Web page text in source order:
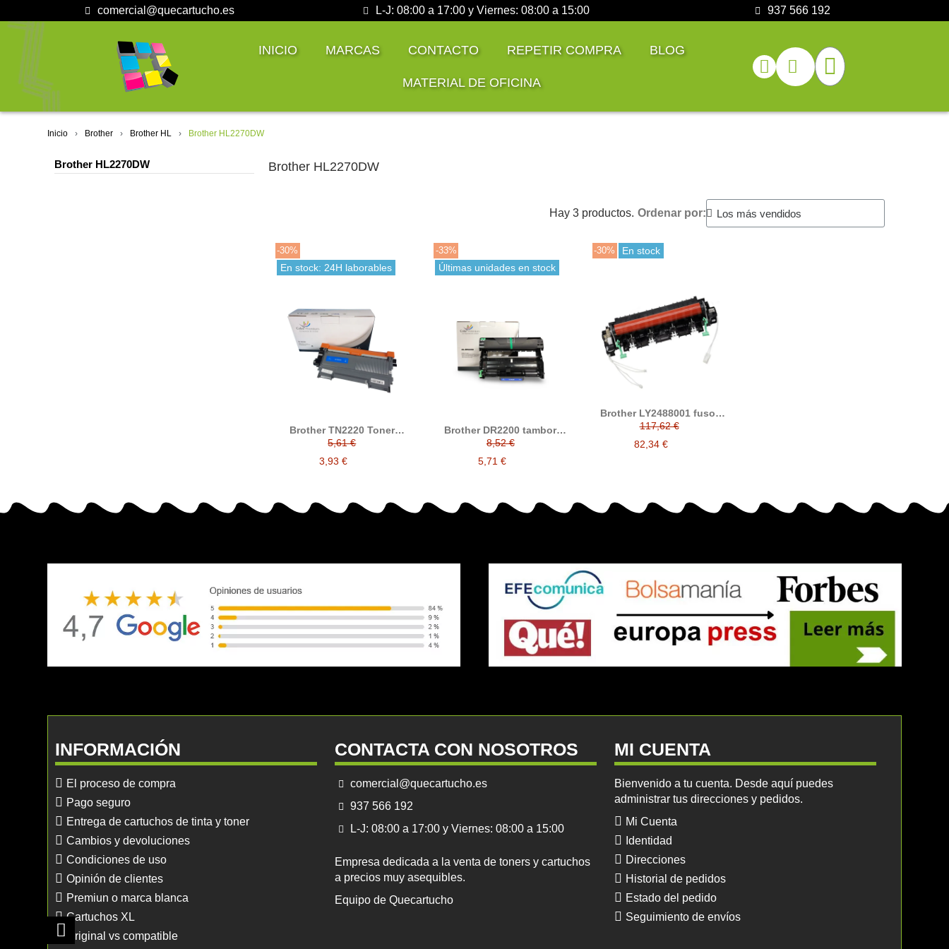
comercial@quecartucho.es L-J: 08:00 a 17:00 y Viernes: 08:00 a 15:00 937 566 192
INICIO MARCAS CONTACTO REPETIR COMPRA BLOG
MATERIAL DE OFICINA
Inicio Brother Brother HL Brother HL2270DW
Brother HL2270DW Brother HL2270DW
Hay 3 productos. Ordenar por:
-30%
En stock: 24H laborables
Brother TN2220 Toner
compatible
5,61 €
3,93 €
-33%
Últimas unidades en stock
Brother DR2200 tambor
compatible
8,52 €
5,71 €
-30% En stock
Brother LY2488001 fusor
compatible
117,62 €
82,34 €
INFORMACIÓN
El proceso de compra
Pago seguro
Entrega de cartuchos de tinta y toner
Cambios y devoluciones
Condiciones de uso
Opinión de clientes
Premiun o marca blanca
Cartuchos XL
Original vs compatible
CONTACTA CON NOSOTROS
comercial@quecartucho.es
937 566 192
L-J: 08:00 a 17:00 y Viernes: 08:00 a 15:00
Empresa dedicada a la venta de toners y cartuchos
a precios muy asequibles.
Equipo de Quecartucho
MI CUENTA
Bienvenido a tu cuenta. Desde aquí puedes
administrar tus direcciones y pedidos.
Mi Cuenta
Identidad
Direcciones
Historial de pedidos
Estado del pedido
Seguimiento de envíos